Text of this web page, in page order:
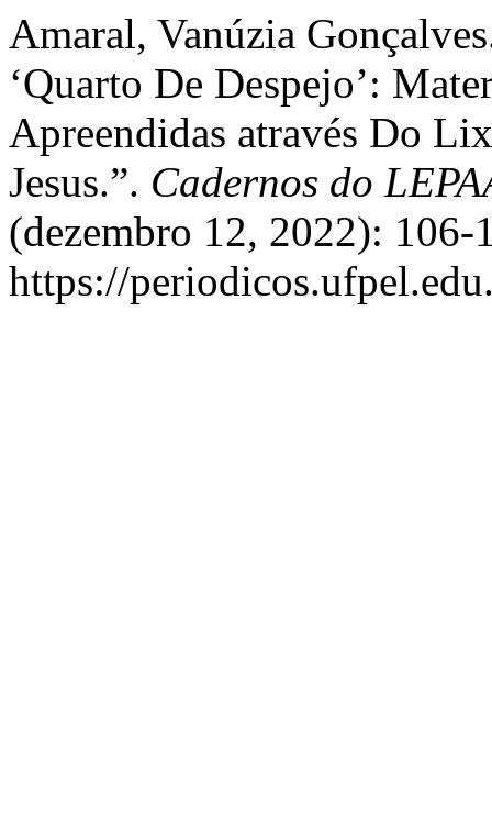
Amaral, Vanúzia
‘Quarto De Despejo’:
Apreendidas através Do
Jesus.”. Cadernos do
(dezembro 12, 2022): 106-
https://